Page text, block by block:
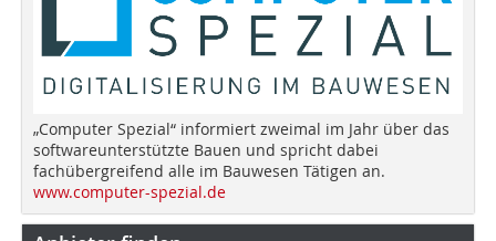
„Computer Spezial“ informiert zweimal im Jahr über das
softwareunterstützte Bauen und spricht dabei
fachübergreifend alle im Bauwesen Tätigen an.
www.computer-spezial.de